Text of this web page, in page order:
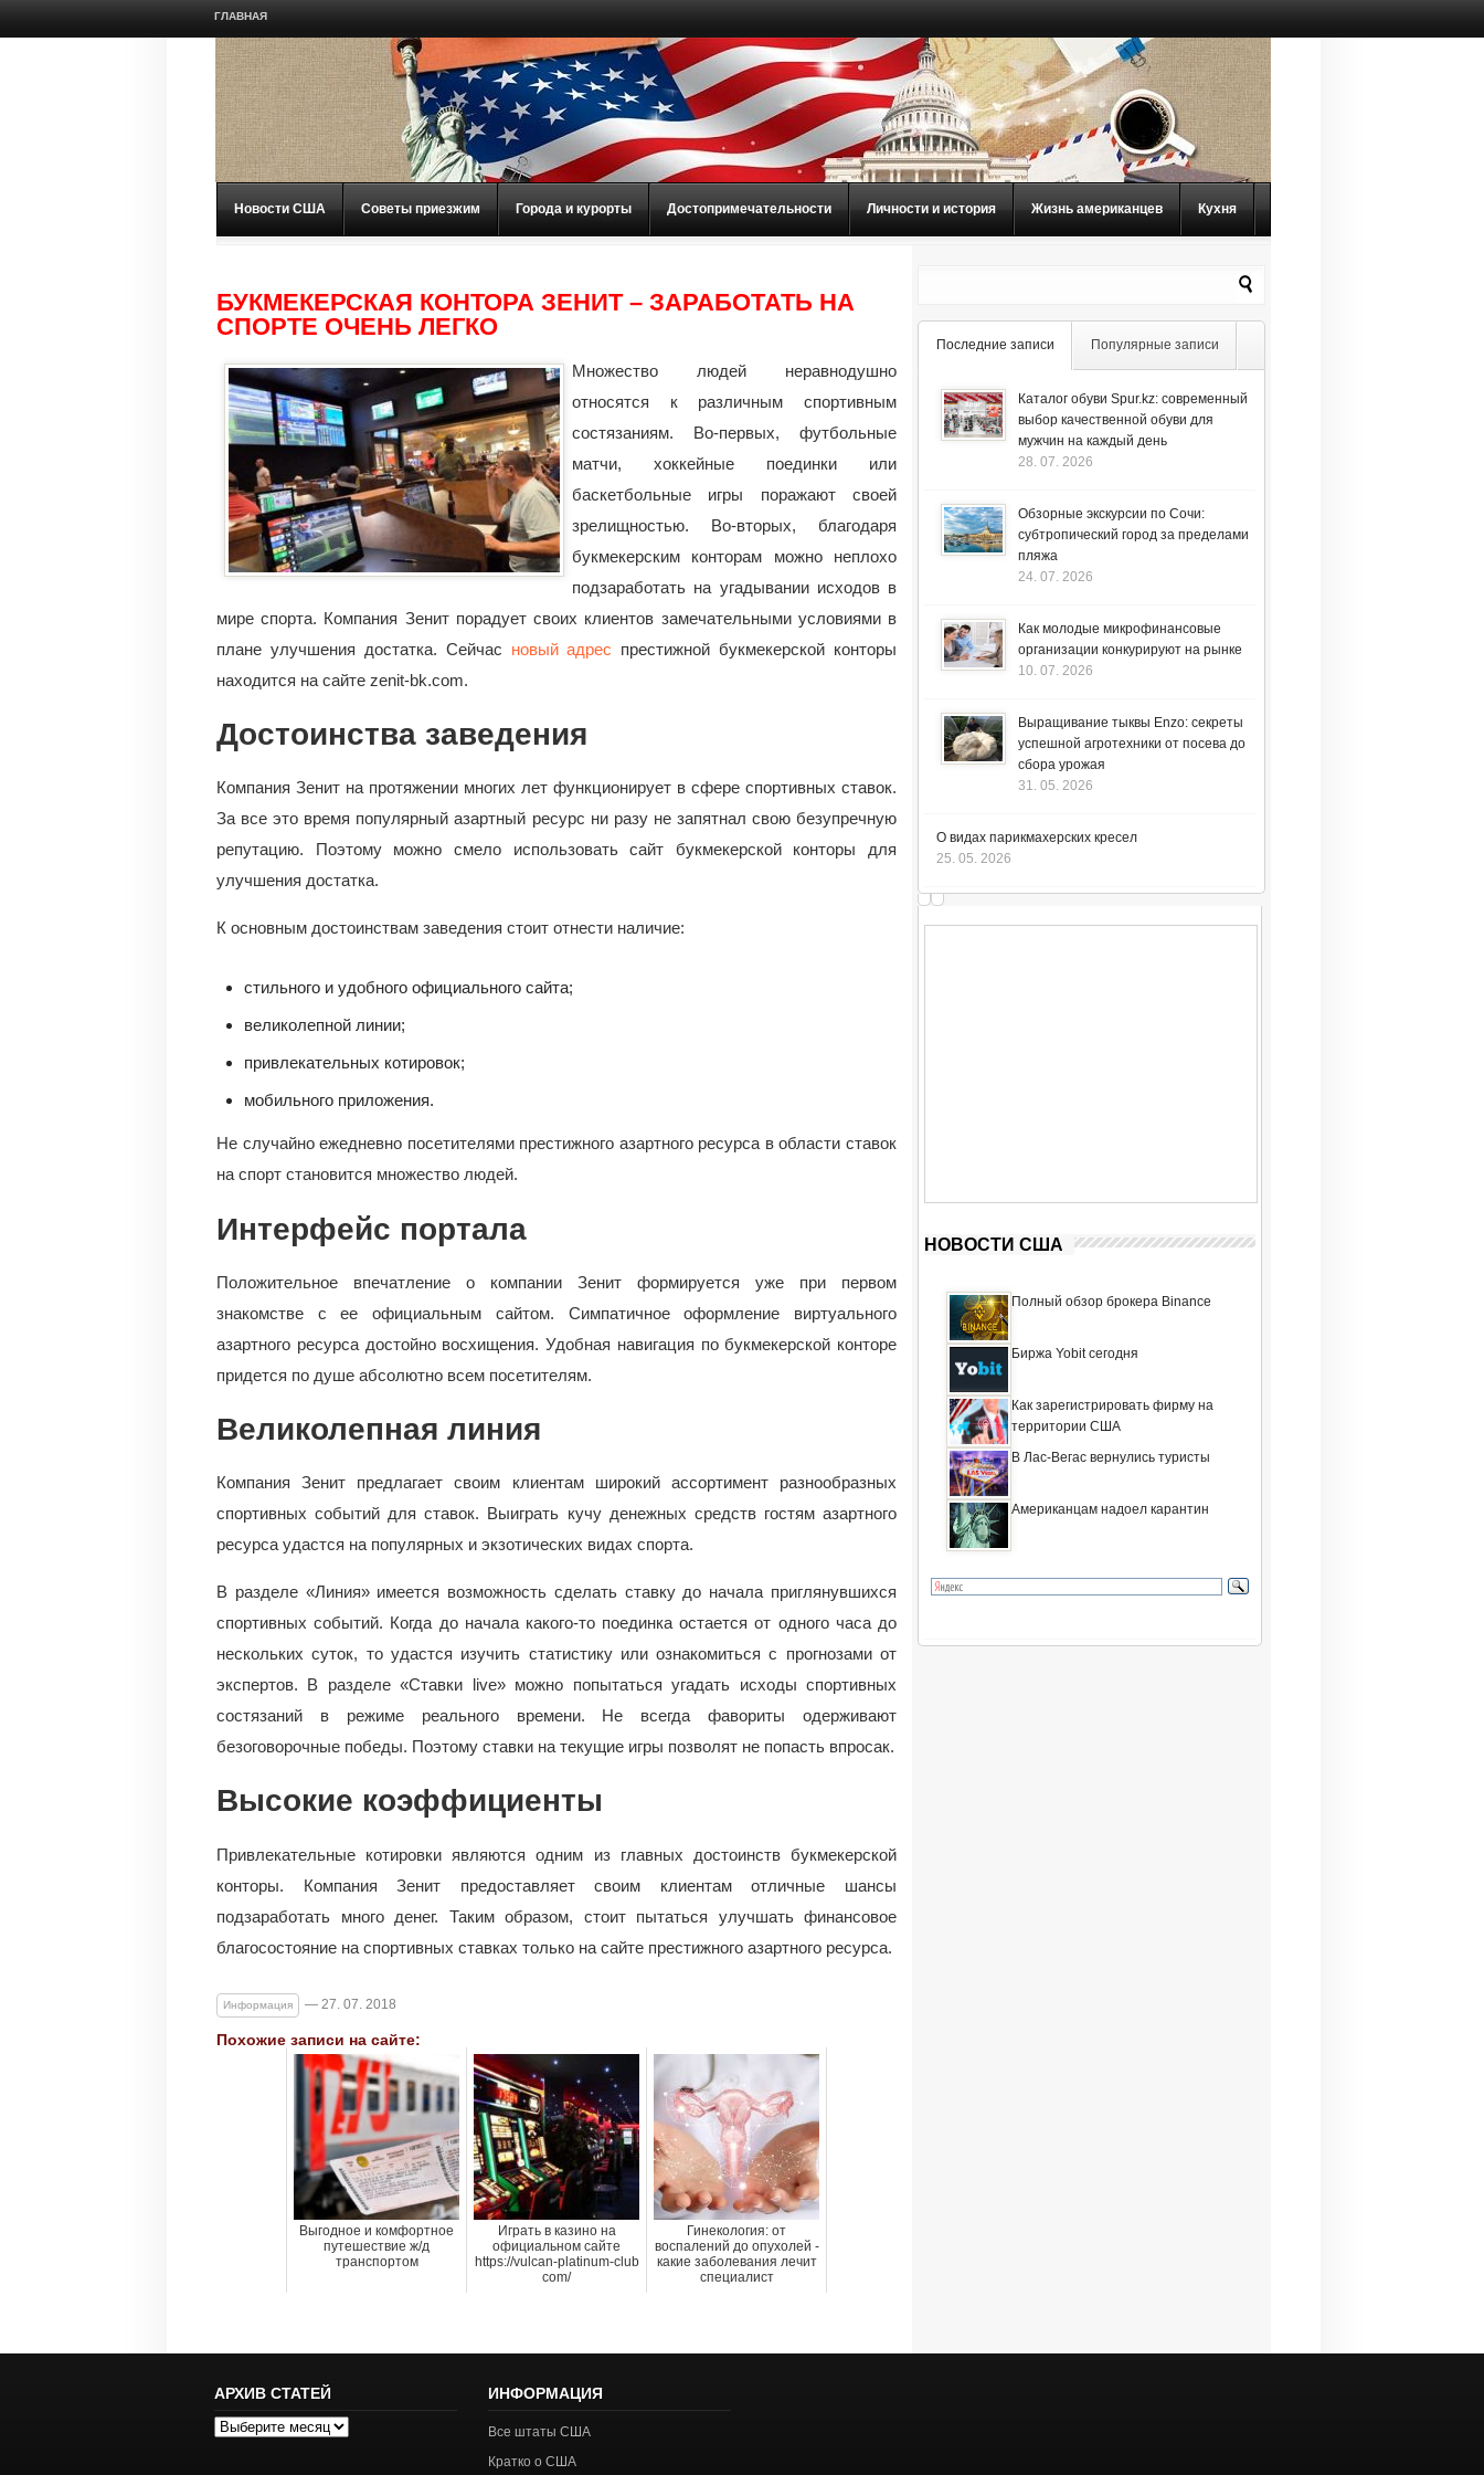
ГЛАВНАЯ
Новости США Советы приезжим Города и курорты Достопримечательности Личности и история Жизнь американцев Кухня
БУКМЕКЕРСКАЯ КОНТОРА ЗЕНИТ – ЗАРАБОТАТЬ НА
СПОРТЕ ОЧЕНЬ ЛЕГКО
Множество людей неравнодушно
относятся к различным спортивным
состязаниям. Во-первых, футбольные
матчи, хоккейные поединки или
баскетбольные игры поражают своей
зрелищностью. Во-вторых, благодаря
букмекерским конторам можно неплохо
подзаработать на угадывании исходов в
мире спорта. Компания Зенит порадует своих клиентов замечательными условиями в
плане улучшения достатка. Сейчас новый адрес престижной букмекерской конторы
находится на сайте zenit-bk.com.
Достоинства заведения
Компания Зенит на протяжении многих лет функционирует в сфере спортивных ставок.
За все это время популярный азартный ресурс ни разу не запятнал свою безупречную
репутацию. Поэтому можно смело использовать сайт букмекерской конторы для
улучшения достатка.
К основным достоинствам заведения стоит отнести наличие:
стильного и удобного официального сайта;
великолепной линии;
привлекательных котировок;
мобильного приложения.
Не случайно ежедневно посетителями престижного азартного ресурса в области ставок
на спорт становится множество людей.
Интерфейс портала
Положительное впечатление о компании Зенит формируется уже при первом
знакомстве с ее официальным сайтом. Симпатичное оформление виртуального
азартного ресурса достойно восхищения. Удобная навигация по букмекерской конторе
придется по душе абсолютно всем посетителям.
Великолепная линия
Компания Зенит предлагает своим клиентам широкий ассортимент разнообразных
спортивных событий для ставок. Выиграть кучу денежных средств гостям азартного
ресурса удастся на популярных и экзотических видах спорта.
В разделе «Линия» имеется возможность сделать ставку до начала приглянувшихся
спортивных событий. Когда до начала какого-то поединка остается от одного часа до
нескольких суток, то удастся изучить статистику или ознакомиться с прогнозами от
экспертов. В разделе «Ставки live» можно попытаться угадать исходы спортивных
состязаний в режиме реального времени. Не всегда фавориты одерживают
безоговорочные победы. Поэтому ставки на текущие игры позволят не попасть впросак.
Высокие коэффициенты
Привлекательные котировки являются одним из главных достоинств букмекерской
конторы. Компания Зенит предоставляет своим клиентам отличные шансы
подзаработать много денег. Таким образом, стоит пытаться улучшать финансовое
благосостояние на спортивных ставках только на сайте престижного азартного ресурса.
Информация — 27. 07. 2018
Похожие записи на сайте:
Выгодное и комфортное
путешествие ж/д
транспортом
Играть в казино на
официальном сайте
https://vulcan-platinum-club
com/
Гинекология: от
воспалений до опухолей -
какие заболевания лечит
специалист
Последние записи Популярные записи
Каталог обуви Spur.kz: современный
выбор качественной обуви для
мужчин на каждый день
28. 07. 2026
Обзорные экскурсии по Сочи:
субтропический город за пределами
пляжа
24. 07. 2026
Как молодые микрофинансовые
организации конкурируют на рынке
10. 07. 2026
Выращивание тыквы Enzo: секреты
успешной агротехники от посева до
сбора урожая
31. 05. 2026
О видах парикмахерских кресел
25. 05. 2026
НОВОСТИ США
Полный обзор брокера Binance
Биржа Yobit сегодня
Как зарегистрировать фирму на
территории США
В Лас-Вегас вернулись туристы
Американцам надоел карантин
АРХИВ СТАТЕЙ
Архив
ИНФОРМАЦИЯ
Все штаты США
Кратко о США